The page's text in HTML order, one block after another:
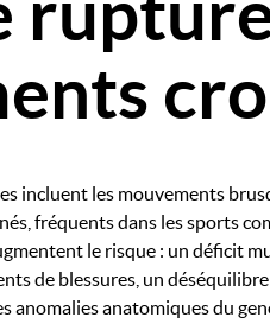
incluent les mouvements
fréquents dans les sports
le risque : un déficit
de blessures, un
anomalies anatomiques du